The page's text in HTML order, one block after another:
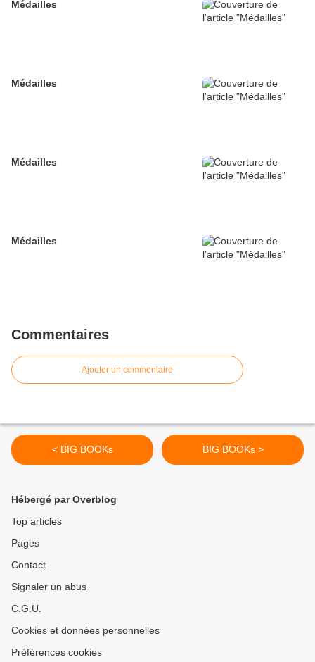
Médailles
Médailles
Médailles
Médailles
Commentaires
Ajouter un commentaire
< BIG BOOKs BIG BOOKs >
Hébergé par Overblog
Top articles
Pages
Contact
Signaler un abus
C.G.U.
Cookies et données personnelles
Préférences cookies